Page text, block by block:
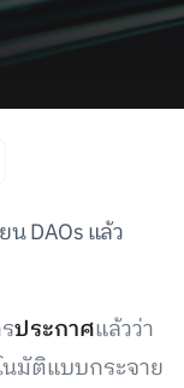
DAOs แล้ว
ประกาศแล้วว่า
มัติแบบกระจาย